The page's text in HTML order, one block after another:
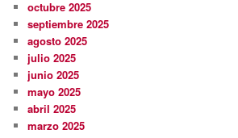
octubre 2025
septiembre 2025
agosto 2025
julio 2025
junio 2025
mayo 2025
abril 2025
marzo 2025